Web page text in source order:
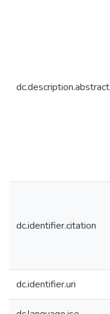
dc.description.abstract
dc.identifier.citation
dc.identifier.uri